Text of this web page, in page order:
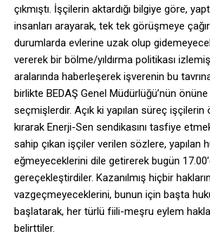
çıkmıştı. İşçilerin aktardığı bilgiye göre,
insanları arayarak, tek tek görüşmeye
durumlarda evlerine uzak olup
vererek bir bölme/yıldırma politikası
aralarında haberleşerek işverenin bu
birlikte BEDAŞ Genel Müdürlüğü’nün
seçmişlerdir. Açık ki yapılan süreç işçilerin
kırarak Enerji-Sen sendikasını tasfiye
sahip çıkan işçiler verilen sözlere, yapılan
eğmeyeceklerini dile getirerek bugün
gereçekleştirdiler. Kazanılmış hiçbir
vazgeçmeyeceklerini, bunun için başta
başlatarak, her türlü fiili-meşru eylem
belirttiler.